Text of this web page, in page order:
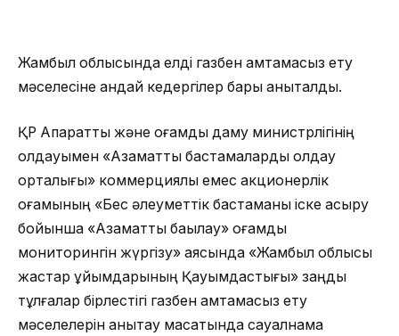
Жамбыл облысында елді газбен қамтамасыз ету
мәселесіне қандай кедергілер бары анықталды.
ҚР Ақпараттық және қоғамдық даму министрлігінің
қолдауымен «Азаматтық бастамаларды қолдау
орталығы» коммерциялық емес акционерлік
қоғамының «Бес әлеуметтік бастаманы іске асыру
бойынша «Азаматтық бақылау» қоғамдық
мониторингін жүргізу» аясында «Жамбыл облысы
жастар ұйымдарының Қауымдастығы» заңды
тұлғалар бірлестігі газбен қамтамасыз ету
мәселелерін анықтау мақсатында сауалнама